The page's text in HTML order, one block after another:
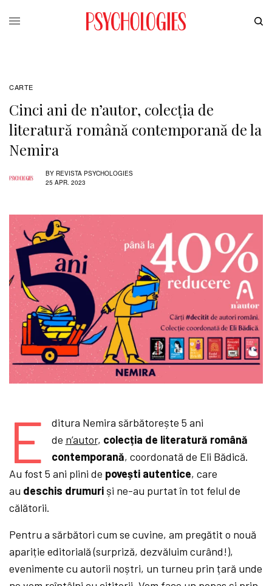
CARTE
Cinci ani de n’autor, colecția de
literatură română contemporană de la
Nemira
BY REVISTA PSYCHOLOGIES
25 APR. 2023
E
ditura Nemira sărbătorește 5 ani
de n’autor, colecția de literatură română
contemporană, coordonată de Eli Bădică.
Au fost 5 ani plini de povești autentice, care
au deschis drumuri și ne-au purtat în tot felul de
călătorii.
Pentru a sărbători cum se cuvine, am pregătit o nouă
apariție editorială (surpriză, dezvăluim curând!),
evenimente cu autorii noștri, un turneu prin țară unde